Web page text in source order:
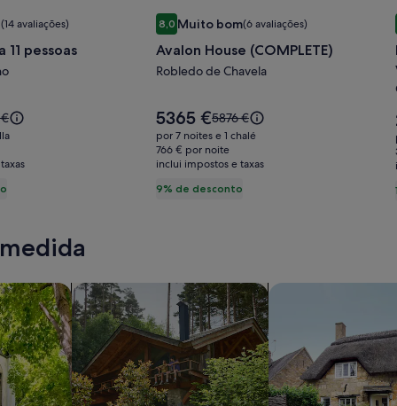
de um máximo de 10, Excecional, (14 avaliações)
(14 avaliações)
11 pessoas
pessoas
Galeria
de
imagens
de
House
(COMPLETE)
8,0Pontuação de 8,0 de um máximo de 10,
Muito bom(6 avaliações)
Avalon House (COMPLETE)
Robledo de Chavela
9% de desconto
O
preço
é
5365 €
5365 €O
preço
era
5876 €,
mais
5876 €
por 7 noites e 1 chalé
766 € por noite
inclui impostos e taxas
Avalon House (COMPLETE)
apartamentos em condomínio
pesquisar cabanas pesquisar cassas de